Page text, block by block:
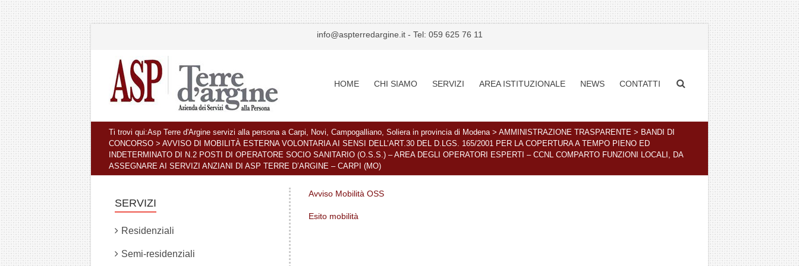
info@aspterredargine.it- Tel: 059 625 76 11
HOME CHI SIAMO SERVIZI AREA ISTITUZIONALE NEWS CONTATTI
Ti trovi qui:Asp Terre d'Argine servizi alla persona a Carpi, Novi, Campogalliano, Soliera in provincia di Modena> AMMINISTRAZIONE TRASPARENTE > BANDI DI
CONCORSO > AVVISO DI MOBILITÀ ESTERNA VOLONTARIA AI SENSI DELL’ART.30 DEL D.LGS. 165/2001 PER LA COPERTURA A TEMPO PIENO ED
INDETERMINATO DI N.2 POSTI DI OPERATORE SOCIO SANITARIO (O.S.S.) – AREA DEGLI OPERATORI ESPERTI – CCNL COMPARTO FUNZIONI LOCALI, DA
ASSEGNARE AI SERVIZI ANZIANI DI ASP TERRE D’ARGINE – CARPI (MO)
Avviso Mobilità OSS
Esito mobilità
SERVIZI
Residenziali
Semi-residenziali